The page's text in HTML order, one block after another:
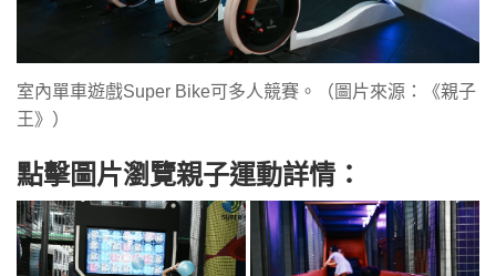
室內單車遊戲Super Bike可多人競賽。（圖片來源：《親子
王》）
點擊圖片瀏覽親子運動詳情：